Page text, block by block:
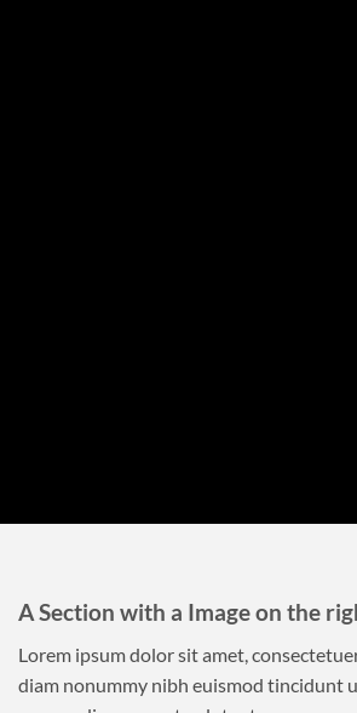
A Section with a Image on the
Lorem ipsum dolor sit amet,
diam nonummy nibh euismod tincidunt